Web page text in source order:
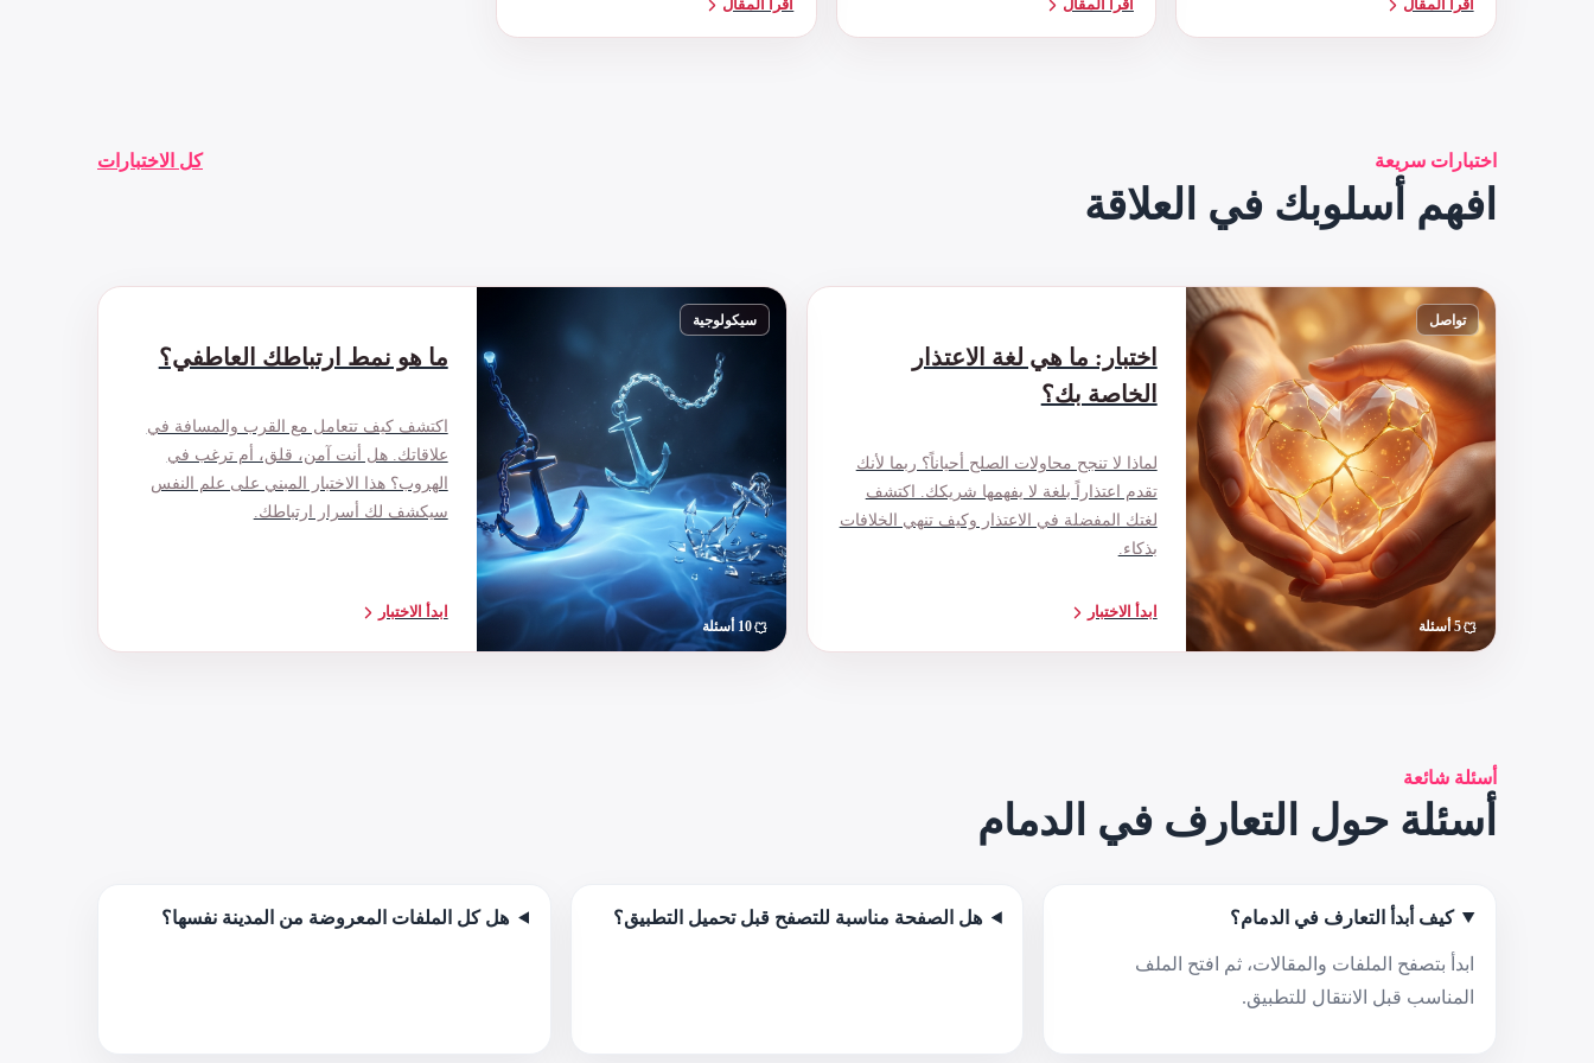
اقرأ المقال اقرأ المقال اقرأ المقال
اختبارات سريعة
افهم أسلوبك في العلاقة
كل الاختبارات
تواصل
5 أسئلة
اختبار: ما هي لغة الاعتذار
الخاصة بك؟
لماذا لا تنجح محاولات الصلح أحياناً؟ ربما لأنك
تقدم اعتذاراً بلغة لا يفهمها شريكك. اكتشف
لغتك المفضلة في الاعتذار وكيف تنهي الخلافات
بذكاء.
ابدأ الاختبار
سيكولوجية
10 أسئلة
ما هو نمط ارتباطك العاطفي؟
اكتشف كيف تتعامل مع القرب والمسافة في
علاقاتك. هل أنت آمن، قلق، أم ترغب في
الهروب؟ هذا الاختبار المبني على علم النفس
سيكشف لك أسرار ارتباطك.
ابدأ الاختبار
أسئلة شائعة
أسئلة حول التعارف في الدمام
كيف أبدأ التعارف في الدمام؟
ابدأ بتصفح الملفات والمقالات، ثم افتح الملف
المناسب قبل الانتقال للتطبيق.
هل الصفحة مناسبة للتصفح قبل تحميل التطبيق؟ هل كل الملفات المعروضة من المدينة نفسها؟